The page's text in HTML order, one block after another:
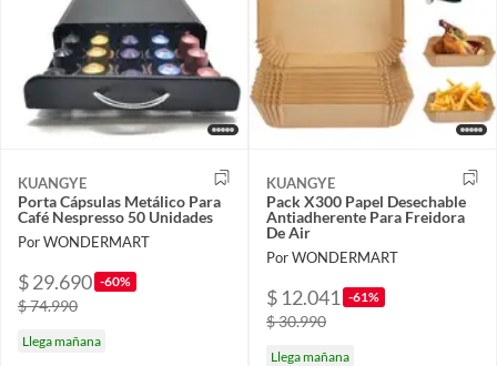
KUANGYE
Porta Cápsulas Metálico Para
Café Nespresso 50 Unidades
Por WONDERMART
$ 29.690 -60%
$ 74.990
Llega mañana
KUANGYE
Pack X300 Papel Desechable
Antiadherente Para Freidora
De Air
Por WONDERMART
$ 12.041 -61%
$ 30.990
Llega mañana